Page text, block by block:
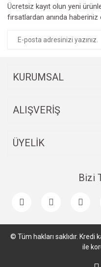
Ücretsiz kayıt olun yeni
fırsatlardan anında haberiniz
KURUMSAL
ALIŞVERİŞ
ÜYELİK
Bizi
© Tüm hakları saklıdır. Kredi
ile